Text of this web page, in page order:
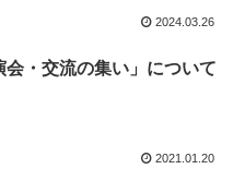
2024.03.26
会・交流の集い」について
2021.01.20